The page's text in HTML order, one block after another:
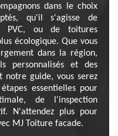
dans le choix
qu'il s'agisse de
PVC, ou de toitures
écologique. Que vous
dans la région,
personnalisés et des
notre guide, vous serez
essentielles pour
de l'inspection
N'attendez plus pour
MJ Toiture facade.